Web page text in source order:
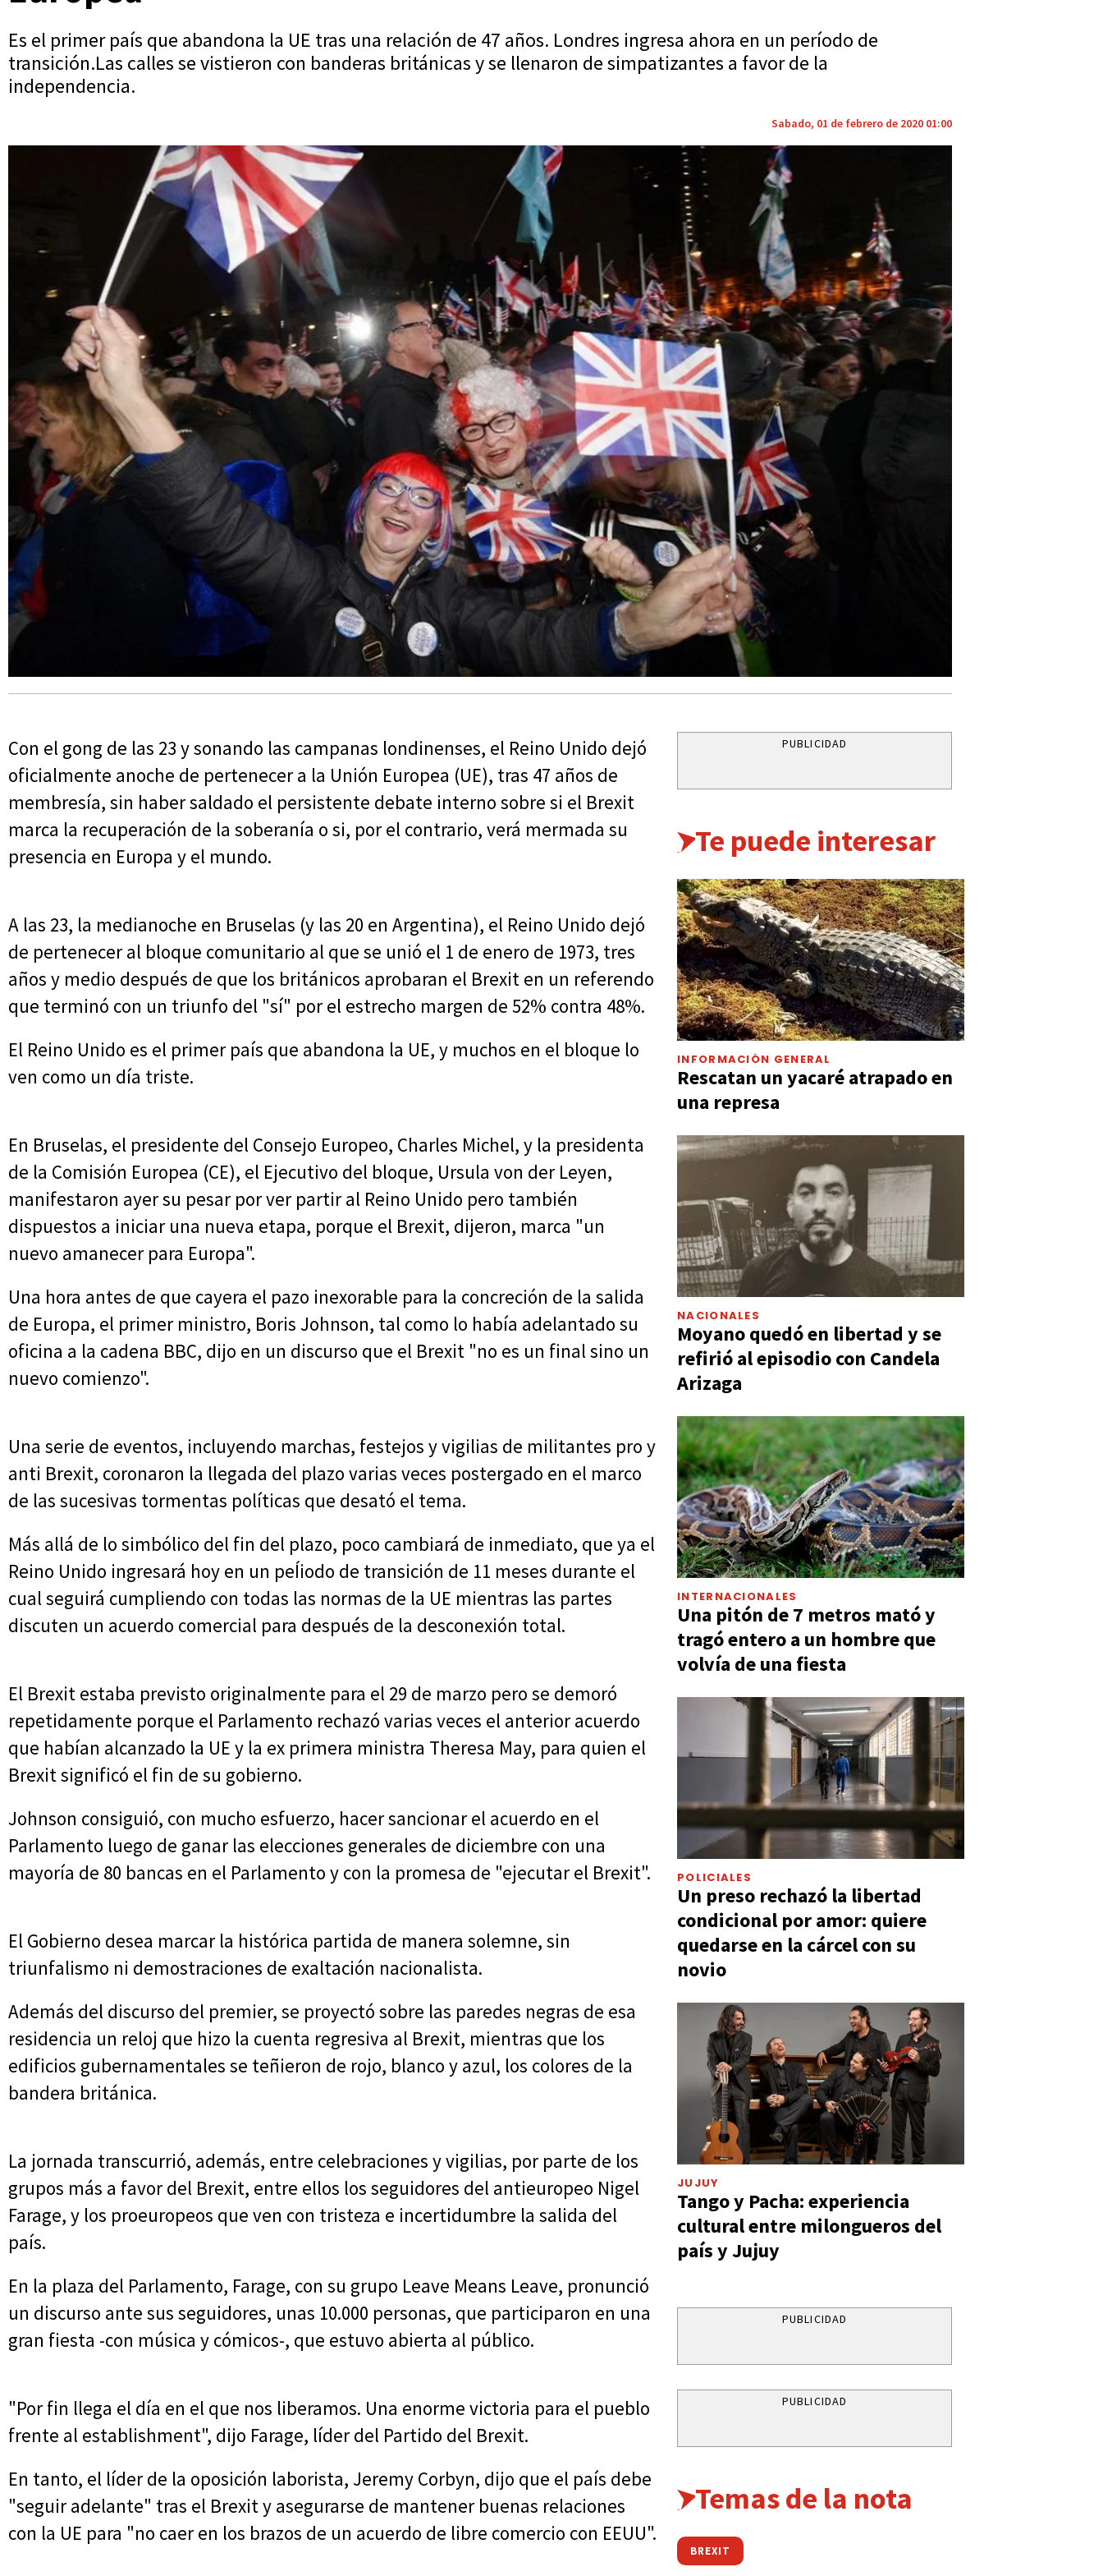
Es el primer país que abandona la UE tras una relación de 47 años. Londres ingresa ahora en un período de
transición.Las calles se vistieron con banderas británicas y se llenaron de simpatizantes a favor de la
independencia.
Sabado, 01 de febrero de 2020 01:00
Con el gong de las 23 y sonando las campanas londinenses, el Reino Unido dejó
oficialmente anoche de pertenecer a la Unión Europea (UE), tras 47 años de
membresía, sin haber saldado el persistente debate interno sobre si el Brexit
marca la recuperación de la soberanía o si, por el contrario, verá mermada su
presencia en Europa y el mundo.
A las 23, la medianoche en Bruselas (y las 20 en Argentina), el Reino Unido dejó
de pertenecer al bloque comunitario al que se unió el 1 de enero de 1973, tres
años y medio después de que los británicos aprobaran el Brexit en un referendo
que terminó con un triunfo del "sí" por el estrecho margen de 52% contra 48%.
El Reino Unido es el primer país que abandona la UE, y muchos en el bloque lo
ven como un día triste.
En Bruselas, el presidente del Consejo Europeo, Charles Michel, y la presidenta
de la Comisión Europea (CE), el Ejecutivo del bloque, Ursula von der Leyen,
manifestaron ayer su pesar por ver partir al Reino Unido pero también
dispuestos a iniciar una nueva etapa, porque el Brexit, dijeron, marca "un
nuevo amanecer para Europa".
Una hora antes de que cayera el pazo inexorable para la concreción de la salida
de Europa, el primer ministro, Boris Johnson, tal como lo había adelantado su
oficina a la cadena BBC, dijo en un discurso que el Brexit "no es un final sino un
nuevo comienzo".
Una serie de eventos, incluyendo marchas, festejos y vigilias de militantes pro y
anti Brexit, coronaron la llegada del plazo varias veces postergado en el marco
de las sucesivas tormentas políticas que desató el tema.
Más allá de lo simbólico del fin del plazo, poco cambiará de inmediato, que ya el
Reino Unido ingresará hoy en un peÍiodo de transición de 11 meses durante el
cual seguirá cumpliendo con todas las normas de la UE mientras las partes
discuten un acuerdo comercial para después de la desconexión total.
El Brexit estaba previsto originalmente para el 29 de marzo pero se demoró
repetidamente porque el Parlamento rechazó varias veces el anterior acuerdo
que habían alcanzado la UE y la ex primera ministra Theresa May, para quien el
Brexit significó el fin de su gobierno.
Johnson consiguió, con mucho esfuerzo, hacer sancionar el acuerdo en el
Parlamento luego de ganar las elecciones generales de diciembre con una
mayoría de 80 bancas en el Parlamento y con la promesa de "ejecutar el Brexit".
El Gobierno desea marcar la histórica partida de manera solemne, sin
triunfalismo ni demostraciones de exaltación nacionalista.
Además del discurso del premier, se proyectó sobre las paredes negras de esa
residencia un reloj que hizo la cuenta regresiva al Brexit, mientras que los
edificios gubernamentales se teñieron de rojo, blanco y azul, los colores de la
bandera británica.
La jornada transcurrió, además, entre celebraciones y vigilias, por parte de los
grupos más a favor del Brexit, entre ellos los seguidores del antieuropeo Nigel
Farage, y los proeuropeos que ven con tristeza e incertidumbre la salida del
país.
En la plaza del Parlamento, Farage, con su grupo Leave Means Leave, pronunció
un discurso ante sus seguidores, unas 10.000 personas, que participaron en una
gran fiesta -con música y cómicos-, que estuvo abierta al público.
"Por fin llega el día en el que nos liberamos. Una enorme victoria para el pueblo
frente al establishment", dijo Farage, líder del Partido del Brexit.
En tanto, el líder de la oposición laborista, Jeremy Corbyn, dijo que el país debe
"seguir adelante" tras el Brexit y asegurarse de mantener buenas relaciones
con la UE para "no caer en los brazos de un acuerdo de libre comercio con EEUU".
PUBLICIDAD
Te puede interesar
INFORMACIÓN GENERAL
Rescatan un yacaré atrapado en
una represa
NACIONALES
Moyano quedó en libertad y se
refirió al episodio con Candela
Arizaga
INTERNACIONALES
Una pitón de 7 metros mató y
tragó entero a un hombre que
volvía de una fiesta
POLICIALES
Un preso rechazó la libertad
condicional por amor: quiere
quedarse en la cárcel con su
novio
JUJUY
Tango y Pacha: experiencia
cultural entre milongueros del
país y Jujuy
PUBLICIDAD
PUBLICIDAD
Temas de la nota
BREXIT